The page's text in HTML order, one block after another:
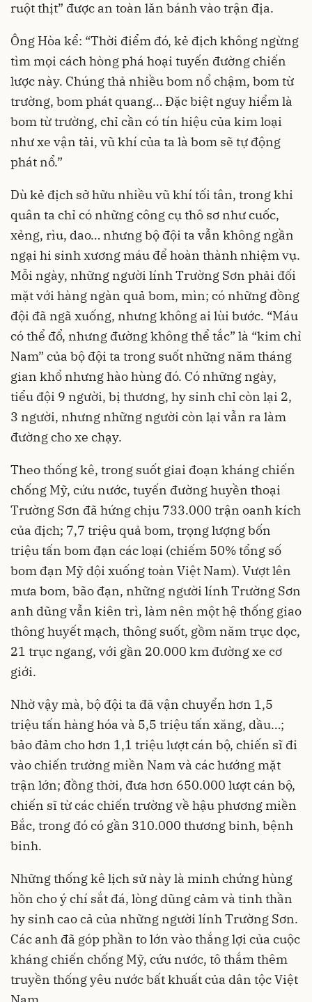
ruột thịt” được an toàn lăn bánh vào trận địa.
Ông Hòa kể: “Thời điểm đó, kẻ địch không ngừng
tìm mọi cách hòng phá hoại tuyến đường chiến
lược này. Chúng thả nhiều bom nổ chậm, bom từ
trường, bom phát quang… Đặc biệt nguy hiểm là
bom từ trường, chỉ cần có tín hiệu của kim loại
như xe vận tải, vũ khí của ta là bom sẽ tự động
phát nổ.”
Dù kẻ địch sở hữu nhiều vũ khí tối tân, trong khi
quân ta chỉ có những công cụ thô sơ như cuốc,
xẻng, rìu, dao… nhưng bộ đội ta vẫn không ngần
ngại hi sinh xương máu để hoàn thành nhiệm vụ.
Mỗi ngày, những người lính Trường Sơn phải đối
mặt với hàng ngàn quả bom, mìn; có những đồng
đội đã ngã xuống, nhưng không ai lùi bước. “Máu
có thể đổ, nhưng đường không thể tắc” là “kim chỉ
Nam” của bộ đội ta trong suốt những năm tháng
gian khổ nhưng hào hùng đó. Có những ngày,
tiểu đội 9 người, bị thương, hy sinh chỉ còn lại 2,
3 người, nhưng những người còn lại vẫn ra làm
đường cho xe chạy.
Theo thống kê, trong suốt giai đoạn kháng chiến
chống Mỹ, cứu nước, tuyến đường huyền thoại
Trường Sơn đã hứng chịu 733.000 trận oanh kích
của địch; 7,7 triệu quả bom, trọng lượng bốn
triệu tấn bom đạn các loại (chiếm 50% tổng số
bom đạn Mỹ dội xuống toàn Việt Nam). Vượt lên
mưa bom, bão đạn, những người lính Trường Sơn
anh dũng vẫn kiên trì, làm nên một hệ thống giao
thông huyết mạch, thông suốt, gồm năm trục dọc,
21 trục ngang, với gần 20.000 km đường xe cơ
giới.
Nhờ vậy mà, bộ đội ta đã vận chuyển hơn 1,5
triệu tấn hàng hóa và 5,5 triệu tấn xăng, dầu…;
bảo đảm cho hơn 1,1 triệu lượt cán bộ, chiến sĩ đi
vào chiến trường miền Nam và các hướng mặt
trận lớn; đồng thời, đưa hơn 650.000 lượt cán bộ,
chiến sĩ từ các chiến trường về hậu phương miền
Bắc, trong đó có gần 310.000 thương binh, bệnh
binh.
Những thống kê lịch sử này là minh chứng hùng
hồn cho ý chí sắt đá, lòng dũng cảm và tinh thần
hy sinh cao cả của những người lính Trường Sơn.
Các anh đã góp phần to lớn vào thắng lợi của cuộc
kháng chiến chống Mỹ, cứu nước, tô thắm thêm
truyền thống yêu nước bất khuất của dân tộc Việt